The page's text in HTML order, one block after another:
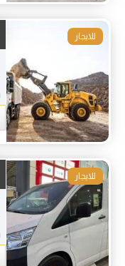
للايجار
للايجار